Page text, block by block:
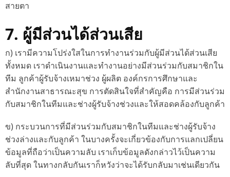
สายตา
7. ผู้มีส่วนได้ส่วนเสีย
ก) เรามีความโปร่งใสในการทำงานร่วมกับผู้มีส่วนได้ส่วนเสีย
ทั้งหมด เราดำเนินงานและทำงานอย่างมีส่วนร่วมกับสมาชิกใน
ทีม ลูกค้าผู้รับจ้างเหมาช่วง ผู้ผลิต องค์กรการศึกษาและ
สำนักงานสาธารณะสุข การตัดสินใจที่สำคัญคือ การมีส่วนร่วม
กับสมาชิกในทีมและช่างผู้รับจ้างช่วงและให้สอดคล้องกับลูกค้า
ข) กระบวนการที่มีส่วนร่วมกับสมาชิกในทีมและช่างผู้รับจ้าง
ช่วงล่างและกับลูกค้า ในบางครั้งจะเกี่ยวข้องกับการแลกเปลี่ยน
ข้อมูลที่ถือว่าเป็นความลับ เราเก็บข้อมูลดังกล่าวไว้เป็นความ
ลับที่สุด ในทางกลับกันเราก็หวังว่าจะได้รับกลับมาเช่นเดียวกัน